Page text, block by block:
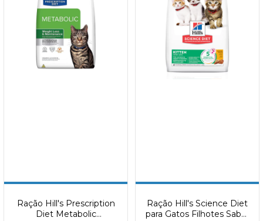
Ração Hill's Prescription
Diet Metabolic
Ração Hill's Science Diet
para Gatos Filhotes Sabor